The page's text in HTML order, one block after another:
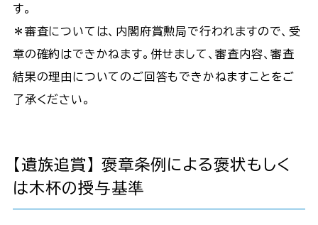
す。
＊審査については、内閣府賞勲局で行われますので、受
章の確約はできかねます。併せまして、審査内容、審査
結果の理由についてのご回答もできかねますことをご
了承ください。
【遺族追賞】 褒章条例による褒状もしく
は木杯の授与基準